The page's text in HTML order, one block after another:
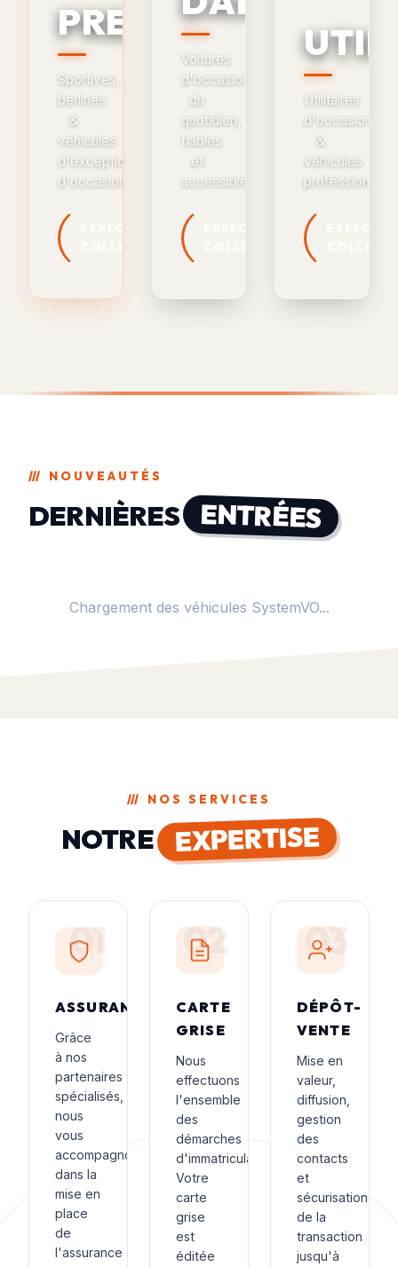
PRESTIGE
Sportives,
berlines
&
véhicules
d'exception
d'occasion
Voitures
d'occasion
du
quotidien,
fiables
et
accessibles
Utilitaires
d'occasion
&
véhicules
professionnels
/// NOUVEAUTÉS
DERNIÈRES ENTRÉES
Chargement des véhicules SystemVO...
/// NOS SERVICES
NOTRE EXPERTISE
01
ASSURANCE
Grâce
à nos
partenaires
spécialisés,
nous
vous
accompagnons
dans la
mise en
place
de
l'assurance
02
CARTE
GRISE
Nous
effectuons
l'ensemble
des
démarches
d'immatriculation.
Votre
carte
grise
est
éditée
03
DÉPÔT-
VENTE
Mise en
valeur,
diffusion,
gestion
des
contacts
et
sécurisation
de la
transaction
jusqu'à